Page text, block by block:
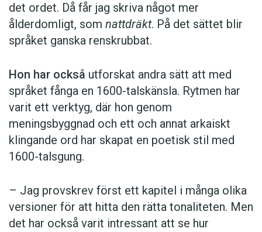
det ordet. Då får jag skriva något mer
ålderdomligt, som nattdräkt. På det sättet blir
språket ganska renskrubbat.
Hon har också utforskat andra sätt att med
språket fånga en 1600-talskänsla. Rytmen har
varit ett verktyg, där hon genom
meningsbyggnad och ett och annat arkaiskt
klingande ord har skapat en poetisk stil med
1600-talsgung.
– Jag provskrev först ett kapitel i många olika
versioner för att hitta den rätta tonaliteten. Men
det har också varit intressant att se hur